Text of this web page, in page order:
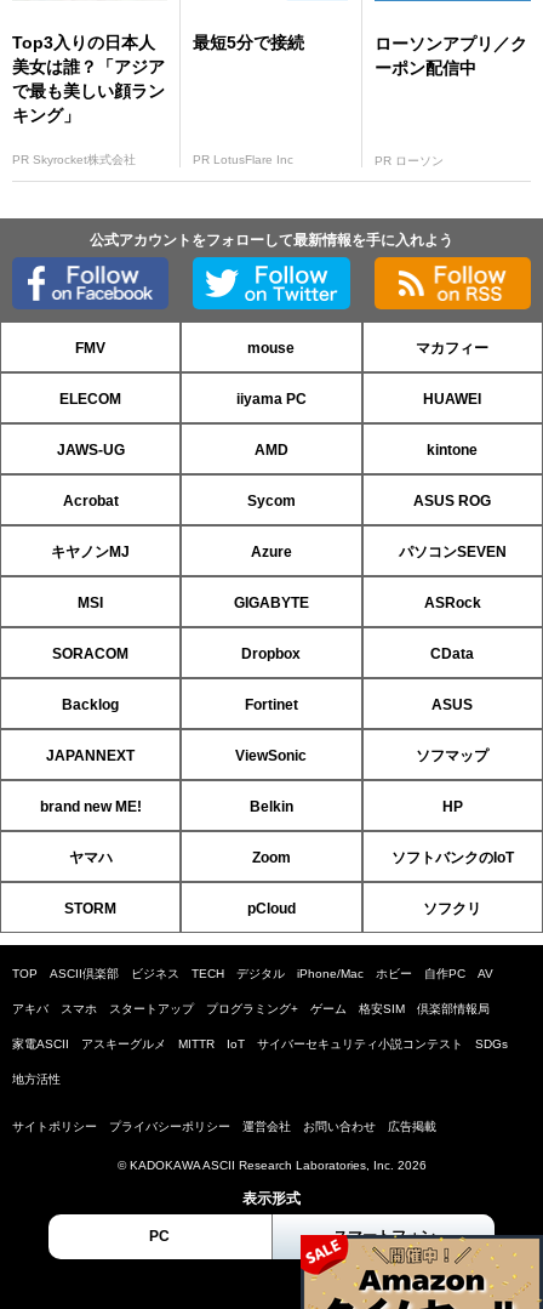
Top3入りの日本人
美女は誰？「アジア
で最も美しい顔ラン
キング」
PR Skyrocket株式会社
最短5分で接続
PR LotusFlare Inc
ローソンアプリ／ク
ーポン配信中
PR ローソン
公式アカウントをフォローして最新情報を手に入れよう
FMV mouse マカフィー
ELECOM iiyama PC HUAWEI
JAWS-UG AMD kintone
Acrobat Sycom ASUS ROG
キヤノンMJ Azure パソコンSEVEN
MSI GIGABYTE ASRock
SORACOM Dropbox CData
Backlog Fortinet ASUS
JAPANNEXT ViewSonic ソフマップ
brand new ME! Belkin HP
ヤマハ Zoom ソフトバンクのIoT
STORM pCloud ソフクリ
TOP ASCII倶楽部 ビジネス TECH デジタル iPhone/Mac ホビー 自作PC AV
アキバ スマホ スタートアップ プログラミング+ ゲーム 格安SIM 倶楽部情報局
家電ASCII アスキーグルメ MITTR IoT サイバーセキュリティ小説コンテスト SDGs
地方活性
サイトポリシー プライバシーポリシー 運営会社 お問い合わせ 広告掲載
© KADOKAWA ASCII Research Laboratories, Inc. 2026
表示形式
PC スマートフォン